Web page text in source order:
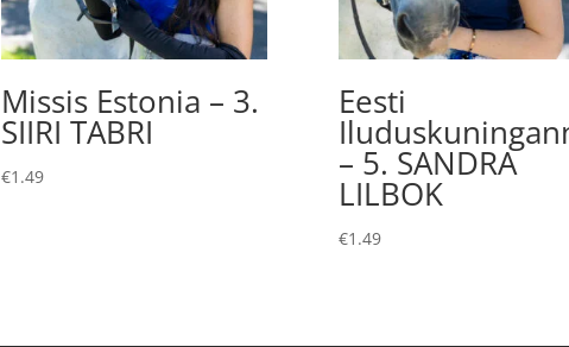
Missis Estonia – 3.
SIIRI TABRI
€1.49
Eesti
– 5. SANDRA
LILBOK
€1.49